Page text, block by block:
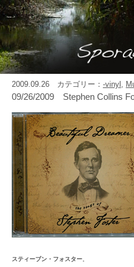
2009.09.26 カテゴリー： -vinyl ,
09/26/2009 Stephen Collins
スティーブン・フォスター